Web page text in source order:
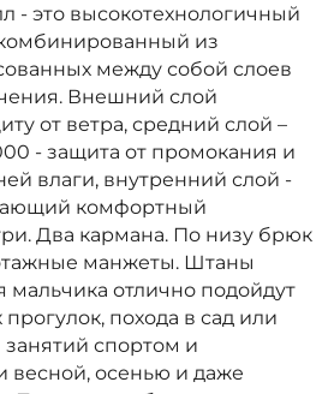
- это высокотехнологичный
из
между собой слоев
Внешний слой
от ветра, средний слой –
- защита от промокания и
влаги, внутренний слой -
комфортный
Два кармана. По низу брюк
манжеты. Штаны
отлично подойдут
похода в сад или
занятий спортом и
весной, осенью и даже